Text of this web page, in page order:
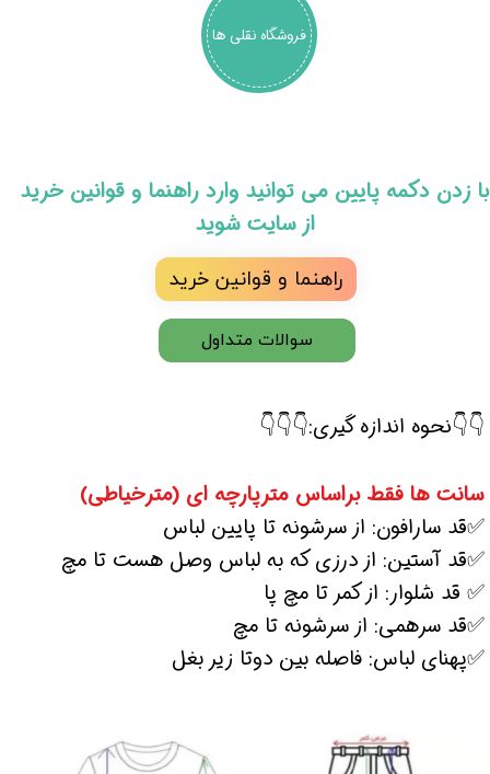
فروشگاه نقلی ها
​​با زدن دکمه پایین می توانید وارد راهنما و قوانین خرید
از سایت شوید
راهنما و قوانین خرید
👇👇نحوه اندازه گیری:👇👇👇
سانت ها فقط براساس مترپارچه ای (مترخیاطی)
✅قد سارافون: از سرشونه تا پایین لباس
✅قد آستین: از درزی که به لباس وصل هست تا مچ
✅ قد شلوار: از کمر تا مچ پا
✅قد سرهمی: از سرشونه تا مچ
✅پهنای لباس: فاصله بین دوتا زیر بغل
سوالات متداول